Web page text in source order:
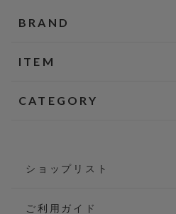
BRAND
ITEM
CATEGORY
ショップリスト
ご利用ガイド